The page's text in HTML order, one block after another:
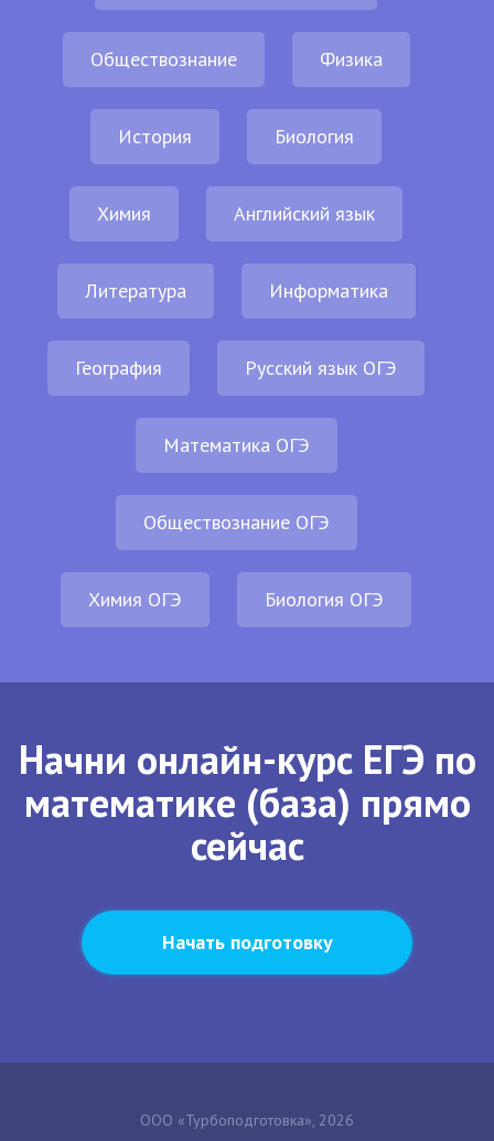
Обществознание Физика
История Биология
Химия Английский язык
Литература Информатика
География Русский язык ОГЭ
Математика ОГЭ
Обществознание ОГЭ
Химия ОГЭ Биология ОГЭ
Начни онлайн-курс ЕГЭ по
математике (база) прямо
сейчас
Начать подготовку
ООО «Турбоподготовка», 2026